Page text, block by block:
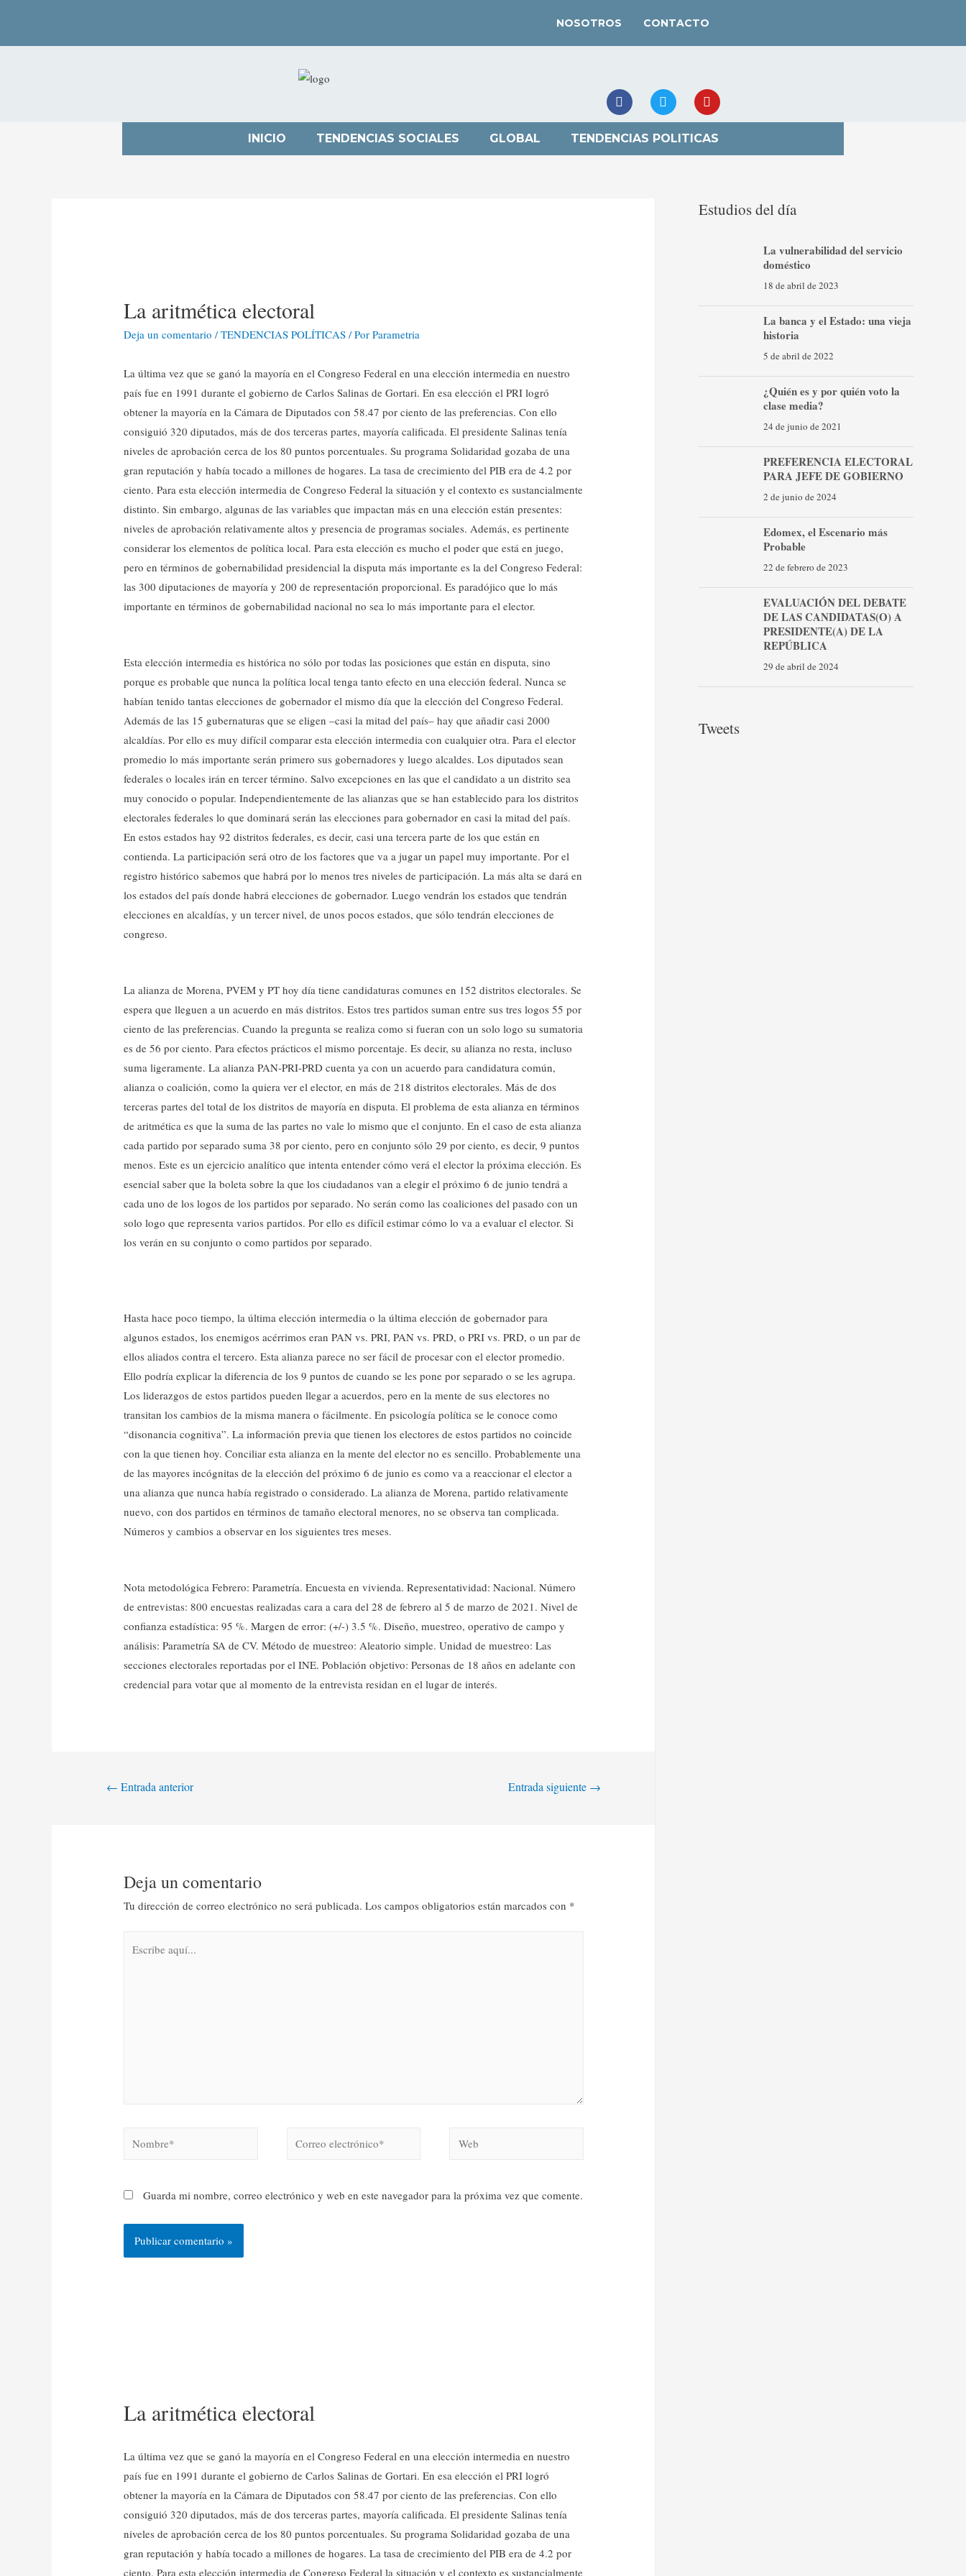
NOSOTROS CONTACTO
INICIO TENDENCIAS SOCIALES GLOBAL TENDENCIAS POLITICAS
La aritmética electoral
Deja un comentario /TENDENCIAS POLÍTICAS / PorParametria
La última vez que se ganó la mayoría en el Congreso Federal en una elección intermedia en nuestro
país fue en 1991 durante el gobierno de Carlos Salinas de Gortari. En esa elección el PRI logró
obtener la mayoría en la Cámara de Diputados con 58.47 por ciento de las preferencias. Con ello
consiguió 320 diputados, más de dos terceras partes, mayoría calificada. El presidente Salinas tenía
niveles de aprobación cerca de los 80 puntos porcentuales. Su programa Solidaridad gozaba de una
gran reputación y había tocado a millones de hogares. La tasa de crecimiento del PIB era de 4.2 por
ciento. Para esta elección intermedia de Congreso Federal la situación y el contexto es sustancialmente
distinto. Sin embargo, algunas de las variables que impactan más en una elección están presentes:
niveles de aprobación relativamente altos y presencia de programas sociales. Además, es pertinente
considerar los elementos de política local. Para esta elección es mucho el poder que está en juego,
pero en términos de gobernabilidad presidencial la disputa más importante es la del Congreso Federal:
las 300 diputaciones de mayoría y 200 de representación proporcional. Es paradójico que lo más
importante en términos de gobernabilidad nacional no sea lo más importante para el elector.
Esta elección intermedia es histórica no sólo por todas las posiciones que están en disputa, sino
porque es probable que nunca la política local tenga tanto efecto en una elección federal. Nunca se
habían tenido tantas elecciones de gobernador el mismo día que la elección del Congreso Federal.
Además de las 15 gubernaturas que se eligen –casi la mitad del país– hay que añadir casi 2000
alcaldías. Por ello es muy difícil comparar esta elección intermedia con cualquier otra. Para el elector
promedio lo más importante serán primero sus gobernadores y luego alcaldes. Los diputados sean
federales o locales irán en tercer término. Salvo excepciones en las que el candidato a un distrito sea
muy conocido o popular. Independientemente de las alianzas que se han establecido para los distritos
electorales federales lo que dominará serán las elecciones para gobernador en casi la mitad del país.
En estos estados hay 92 distritos federales, es decir, casi una tercera parte de los que están en
contienda. La participación será otro de los factores que va a jugar un papel muy importante. Por el
registro histórico sabemos que habrá por lo menos tres niveles de participación. La más alta se dará en
los estados del país donde habrá elecciones de gobernador. Luego vendrán los estados que tendrán
elecciones en alcaldías, y un tercer nivel, de unos pocos estados, que sólo tendrán elecciones de
congreso.
La alianza de Morena, PVEM y PT hoy día tiene candidaturas comunes en 152 distritos electorales. Se
espera que lleguen a un acuerdo en más distritos. Estos tres partidos suman entre sus tres logos 55 por
ciento de las preferencias. Cuando la pregunta se realiza como si fueran con un solo logo su sumatoria
es de 56 por ciento. Para efectos prácticos el mismo porcentaje. Es decir, su alianza no resta, incluso
suma ligeramente. La alianza PAN-PRI-PRD cuenta ya con un acuerdo para candidatura común,
alianza o coalición, como la quiera ver el elector, en más de 218 distritos electorales. Más de dos
terceras partes del total de los distritos de mayoría en disputa. El problema de esta alianza en términos
de aritmética es que la suma de las partes no vale lo mismo que el conjunto. En el caso de esta alianza
cada partido por separado suma 38 por ciento, pero en conjunto sólo 29 por ciento, es decir, 9 puntos
menos. Este es un ejercicio analítico que intenta entender cómo verá el elector la próxima elección. Es
esencial saber que la boleta sobre la que los ciudadanos van a elegir el próximo 6 de junio tendrá a
cada uno de los logos de los partidos por separado. No serán como las coaliciones del pasado con un
solo logo que representa varios partidos. Por ello es difícil estimar cómo lo va a evaluar el elector. Si
los verán en su conjunto o como partidos por separado.
Hasta hace poco tiempo, la última elección intermedia o la última elección de gobernador para
algunos estados, los enemigos acérrimos eran PAN vs. PRI, PAN vs. PRD, o PRI vs. PRD, o un par de
ellos aliados contra el tercero. Esta alianza parece no ser fácil de procesar con el elector promedio.
Ello podría explicar la diferencia de los 9 puntos de cuando se les pone por separado o se les agrupa.
Los liderazgos de estos partidos pueden llegar a acuerdos, pero en la mente de sus electores no
transitan los cambios de la misma manera o fácilmente. En psicología política se le conoce como
“disonancia cognitiva”. La información previa que tienen los electores de estos partidos no coincide
con la que tienen hoy. Conciliar esta alianza en la mente del elector no es sencillo. Probablemente una
de las mayores incógnitas de la elección del próximo 6 de junio es como va a reaccionar el elector a
una alianza que nunca había registrado o considerado. La alianza de Morena, partido relativamente
nuevo, con dos partidos en términos de tamaño electoral menores, no se observa tan complicada.
Números y cambios a observar en los siguientes tres meses.
Nota metodológica Febrero: Parametría. Encuesta en vivienda. Representatividad: Nacional. Número
de entrevistas: 800 encuestas realizadas cara a cara del 28 de febrero al 5 de marzo de 2021. Nivel de
confianza estadística: 95 %. Margen de error: (+/-) 3.5 %. Diseño, muestreo, operativo de campo y
análisis: Parametría SA de CV. Método de muestreo: Aleatorio simple. Unidad de muestreo: Las
secciones electorales reportadas por el INE. Población objetivo: Personas de 18 años en adelante con
credencial para votar que al momento de la entrevista residan en el lugar de interés.
← Entrada anterior Entrada siguiente →
Deja un comentario
Tu dirección de correo electrónico no será publicada. Los campos obligatorios están marcados con *
Guarda mi nombre, correo electrónico y web en este navegador para la próxima vez que comente.
La aritmética electoral
La última vez que se ganó la mayoría en el Congreso Federal en una elección intermedia en nuestro
país fue en 1991 durante el gobierno de Carlos Salinas de Gortari. En esa elección el PRI logró
obtener la mayoría en la Cámara de Diputados con 58.47 por ciento de las preferencias. Con ello
consiguió 320 diputados, más de dos terceras partes, mayoría calificada. El presidente Salinas tenía
niveles de aprobación cerca de los 80 puntos porcentuales. Su programa Solidaridad gozaba de una
gran reputación y había tocado a millones de hogares. La tasa de crecimiento del PIB era de 4.2 por
ciento. Para esta elección intermedia de Congreso Federal la situación y el contexto es sustancialmente
Estudios del día
La vulnerabilidad del servicio
doméstico
18 de abril de 2023
La banca y el Estado: una vieja
historia
5 de abril de 2022
¿Quién es y por quién voto la
clase media?
24 de junio de 2021
PREFERENCIA ELECTORAL
PARA JEFE DE GOBIERNO
2 de junio de 2024
Edomex, el Escenario más
Probable
22 de febrero de 2023
EVALUACIÓN DEL DEBATE
DE LAS CANDIDATAS(O) A
PRESIDENTE(A) DE LA
REPÚBLICA
29 de abril de 2024
Tweets